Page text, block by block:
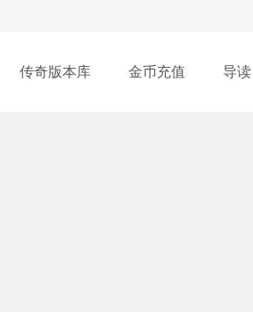
传奇版本库 金币充值 导读